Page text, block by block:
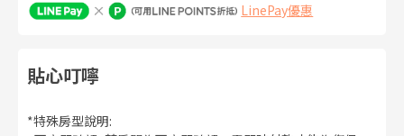
LinePay優惠
貼心叮嚀
*特殊房型說明: